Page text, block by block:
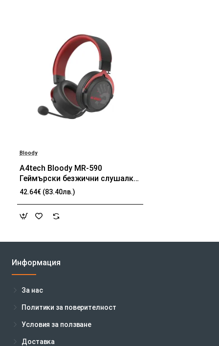
Bloody
A4tech Bloody МR-590
Геймърски безжични слушалки
с микрофон,Bluetooth 3.5мм
жак, червен
42.64€ (83.40лв.)
Информация
За нас
Политики за поверителност
Условия за ползване
Доставка